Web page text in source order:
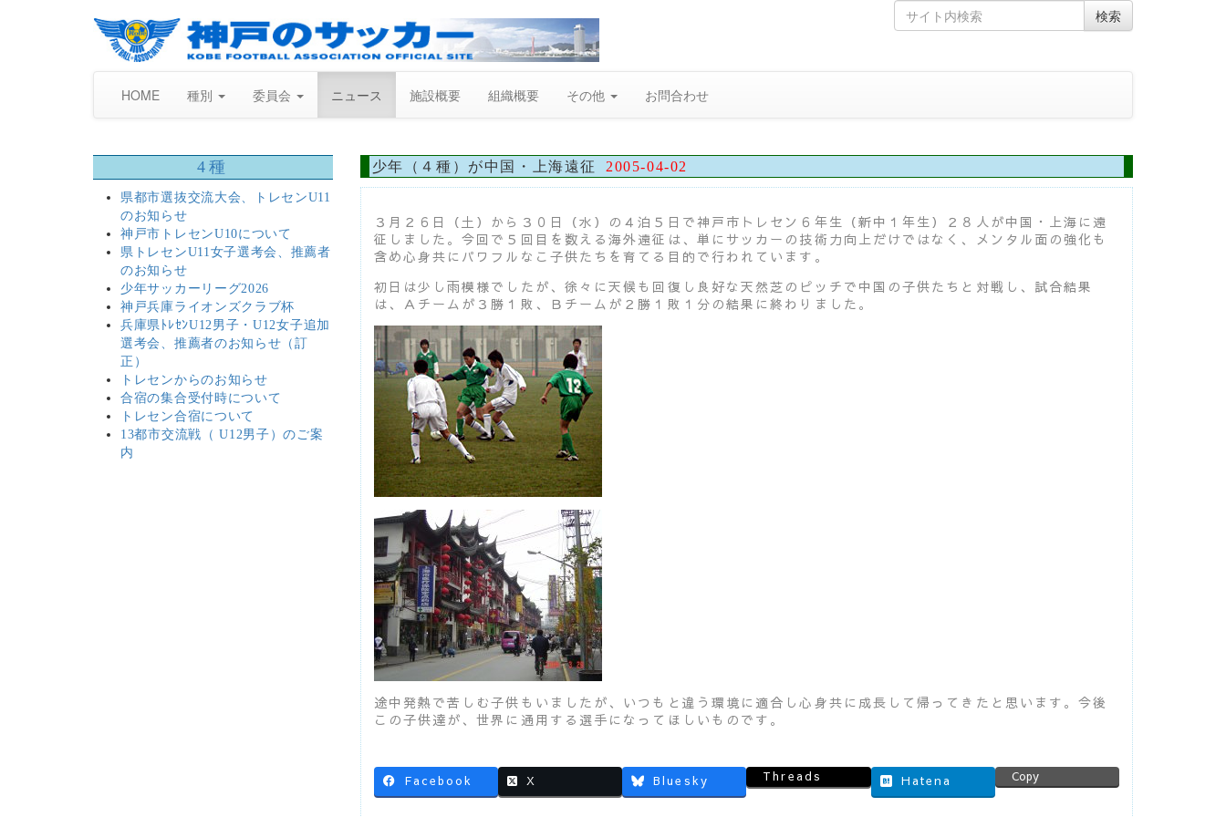
Skip
to
Search
for
検索
HOME 種別 委員会 ニュース 施設概要 組織概要 その他 お問合わせ
4種
県都市選抜交流大会、トレセンU11
のお知らせ
神戸市トレセンU10について
県トレセンU11女子選考会、推薦者
のお知らせ
少年サッカーリーグ2026
神戸兵庫ライオンズクラブ杯
兵庫県ﾄﾚｾﾝU12男子・U12女子追加
選考会、推薦者のお知らせ（訂
正）
トレセンからのお知らせ
合宿の集合受付時について
トレセン合宿について
13都市交流戦（ U12男子）のご案
内
少年（４種）が中国・上海遠征 2005-04-02
３月２６日（土）から３０日（水）の４泊５日で神戸市トレセン６年生（新中１年生）２８人が中国・上海に遠
征しました。今回で５回目を数える海外遠征は、単にサッカーの技術力向上だけではなく、メンタル面の強化も
含め心身共にパワフルなこ子供たちを育てる目的で行われています。
初日は少し雨模様でしたが、徐々に天候も回復し良好な天然芝のピッチで中国の子供たちと対戦し、試合結果
は、Ａチームが３勝１敗、Ｂチームが２勝１敗１分の結果に終わりました。
途中発熱で苦しむ子供もいましたが、いつもと違う環境に適合し心身共に成長して帰ってきたと思います。今後
この子供達が、世界に通用する選手になってほしいものです。
Facebook X Bluesky Threads Hatena Copy